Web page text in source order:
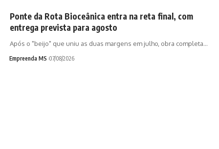
Ponte da Rota Bioceânica entra na reta final, com
entrega prevista para agosto
Após o "beijo" que uniu as duas margens em julho, obra completa…
Empreenda MS 07/08/2026